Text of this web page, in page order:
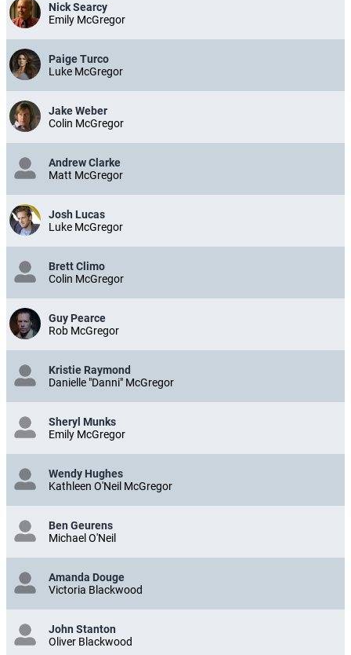
Nick Searcy
Emily McGregor
Paige Turco
Luke McGregor
Jake Weber
Colin McGregor
Andrew Clarke
Matt McGregor
Josh Lucas
Luke McGregor
Brett Climo
Colin McGregor
Guy Pearce
Rob McGregor
Kristie Raymond
Danielle "Danni" McGregor
Sheryl Munks
Emily McGregor
Wendy Hughes
Kathleen O'Neil McGregor
Ben Geurens
Michael O'Neil
Amanda Douge
Victoria Blackwood
John Stanton
Oliver Blackwood